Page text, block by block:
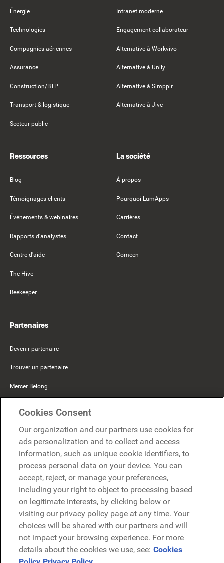
Énergie
Technologies
Compagnies aériennes
Assurance
Construction/BTP
Transport & logistique
Secteur public
Intranet moderne
Engagement collaborateur
Alternative à Workvivo
Alternative à Unily
Alternative à Simpplr
Alternative à Jive
Ressources
Blog
Témoignages clients
Événements & webinaires
Rapports d'analystes
Centre d'aide
The Hive
Beekeeper
La société
À propos
Pourquoi LumApps
Carrières
Contact
Comeen
Partenaires
Devenir partenaire
Trouver un partenaire
Mercer Belong
Demander une démo
Demander une démo
Contact
Contact
Cookies Consent
Our organization and our partners use cookies for
ads personalization and to collect and access
information, such as unique cookie identifiers, to
process personal data on your device. You can
accept, reject, or manage your preferences,
including your right to object to processing based
on legitimate interests, by clicking below or
visiting our privacy policy page at any time. Your
choices will be shared with our partners and will
not impact your browsing experience. For more
details about the cookies we use, see: Cookies